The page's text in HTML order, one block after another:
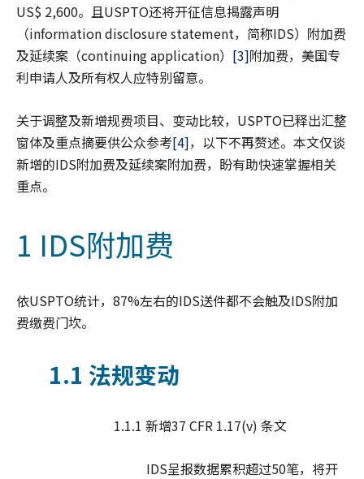
US$ 2,600。且USPTO还将开征信息揭露声明
（information disclosure statement，简称IDS）附加费
及延续案（continuing application） [3]附加费，美国专
利申请人及所有权人应特别留意。
关于调整及新增规费项目、变动比较，USPTO已释出汇整
窗体及重点摘要供公众参考[4]，以下不再赘述。本文仅谈
新增的IDS附加费及延续案附加费，盼有助快速掌握相关
重点。
1 IDS附加费
依USPTO统计，87%左右的IDS送件都不会触及IDS附加
费缴费门坎。
1.1 法规变动
1.1.1 新增37 CFR 1.17(v) 条文
IDS呈报数据累积超过50笔，将开